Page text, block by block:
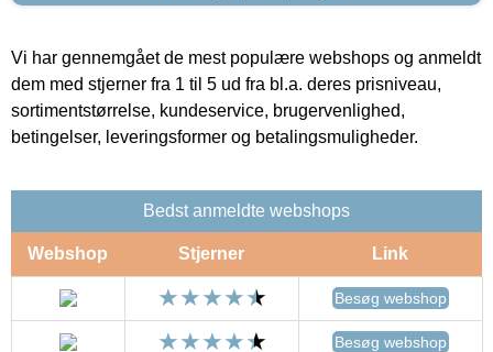
Vi har gennemgået de mest populære webshops og anmeldt
dem med stjerner fra 1 til 5 ud fra bl.a. deres prisniveau,
sortimentstørrelse, kundeservice, brugervenlighed,
betingelser, leveringsformer og betalingsmuligheder.
Bedst anmeldte webshops
Webshop Stjerner Link
Besøg webshop
Besøg webshop